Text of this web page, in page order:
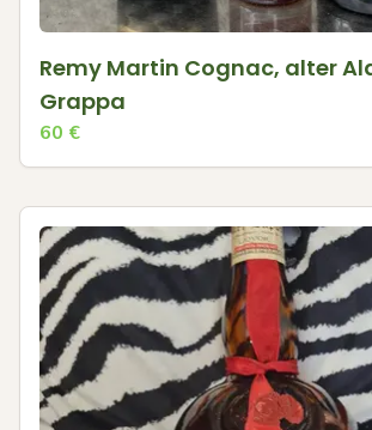
Remy Martin Cognac, alter
Grappa
60 €